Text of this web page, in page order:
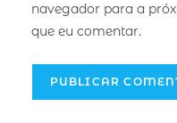
navegador para a
que eu comentar.